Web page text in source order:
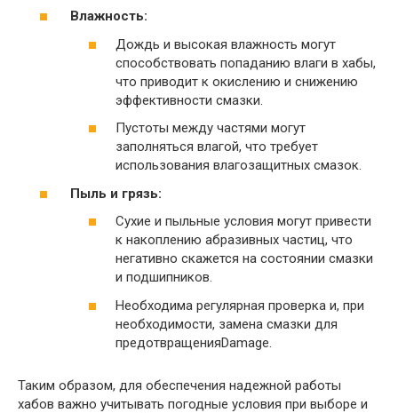
Влажность:
Дождь и высокая влажность могут
способствовать попаданию влаги в хабы,
что приводит к окислению и снижению
эффективности смазки.
Пустоты между частями могут
заполняться влагой, что требует
использования влагозащитных смазок.
Пыль и грязь:
Сухие и пыльные условия могут привести
к накоплению абразивных частиц, что
негативно скажется на состоянии смазки
и подшипников.
Необходима регулярная проверка и, при
необходимости, замена смазки для
предотвращенияDamage.
Таким образом, для обеспечения надежной работы
хабов важно учитывать погодные условия при выборе и